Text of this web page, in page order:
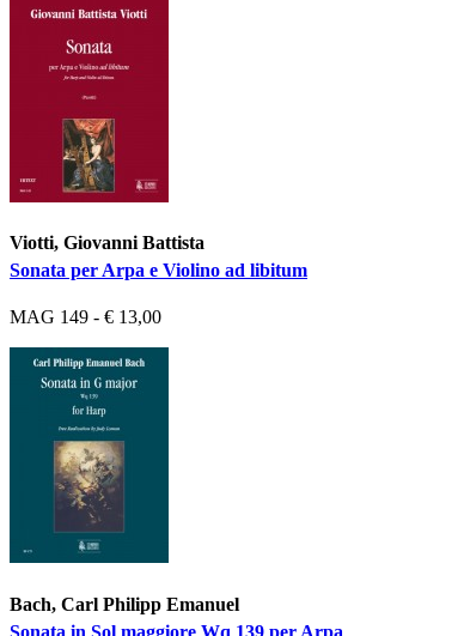
Viotti, Giovanni Battista
Sonata per Arpa e Violino ad libitum
MAG 149 - € 13,00
Bach, Carl Philipp Emanuel
Sonata in Sol maggiore Wq 139 per Arpa